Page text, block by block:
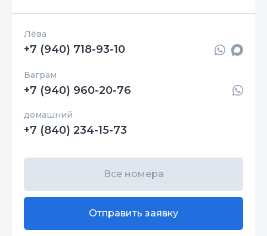
Лёва
+7 (940) 718-93-10
Ваграм
+7 (940) 960-20-76
домашний
+7 (840) 234-15-73
Все номера
Отправить заявку